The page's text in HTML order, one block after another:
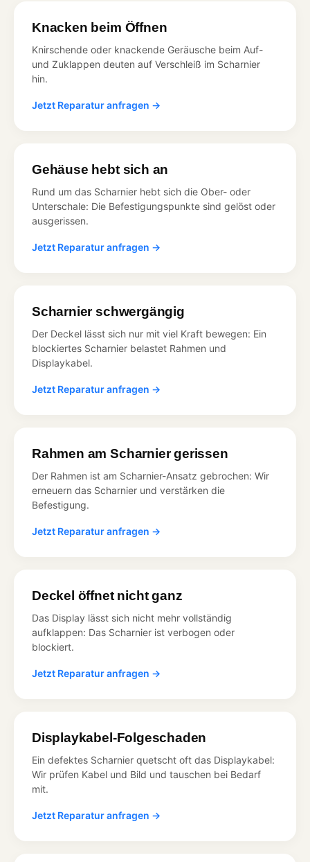
Knacken beim Öffnen
Knirschende oder knackende Geräusche beim Auf-
und Zuklappen deuten auf Verschleiß im Scharnier
hin.
Jetzt Reparatur anfragen →
Gehäuse hebt sich an
Rund um das Scharnier hebt sich die Ober- oder
Unterschale: Die Befestigungspunkte sind gelöst oder
ausgerissen.
Jetzt Reparatur anfragen →
Scharnier schwergängig
Der Deckel lässt sich nur mit viel Kraft bewegen: Ein
blockiertes Scharnier belastet Rahmen und
Displaykabel.
Jetzt Reparatur anfragen →
Rahmen am Scharnier gerissen
Der Rahmen ist am Scharnier-Ansatz gebrochen: Wir
erneuern das Scharnier und verstärken die
Befestigung.
Jetzt Reparatur anfragen →
Deckel öffnet nicht ganz
Das Display lässt sich nicht mehr vollständig
aufklappen: Das Scharnier ist verbogen oder
blockiert.
Jetzt Reparatur anfragen →
Displaykabel-Folgeschaden
Ein defektes Scharnier quetscht oft das Displaykabel:
Wir prüfen Kabel und Bild und tauschen bei Bedarf
mit.
Jetzt Reparatur anfragen →